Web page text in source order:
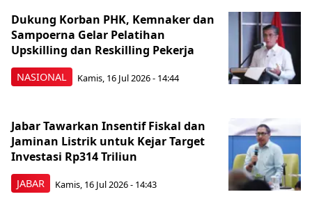
NASIONAL
Dukung Korban PHK, Kemnaker dan
Sampoerna Gelar Pelatihan
Upskilling dan Reskilling Pekerja
Kamis, 16 Jul 2026 - 14:44
JABAR
Jabar Tawarkan Insentif Fiskal dan
Jaminan Listrik untuk Kejar Target
Investasi Rp314 Triliun
Kamis, 16 Jul 2026 - 14:43